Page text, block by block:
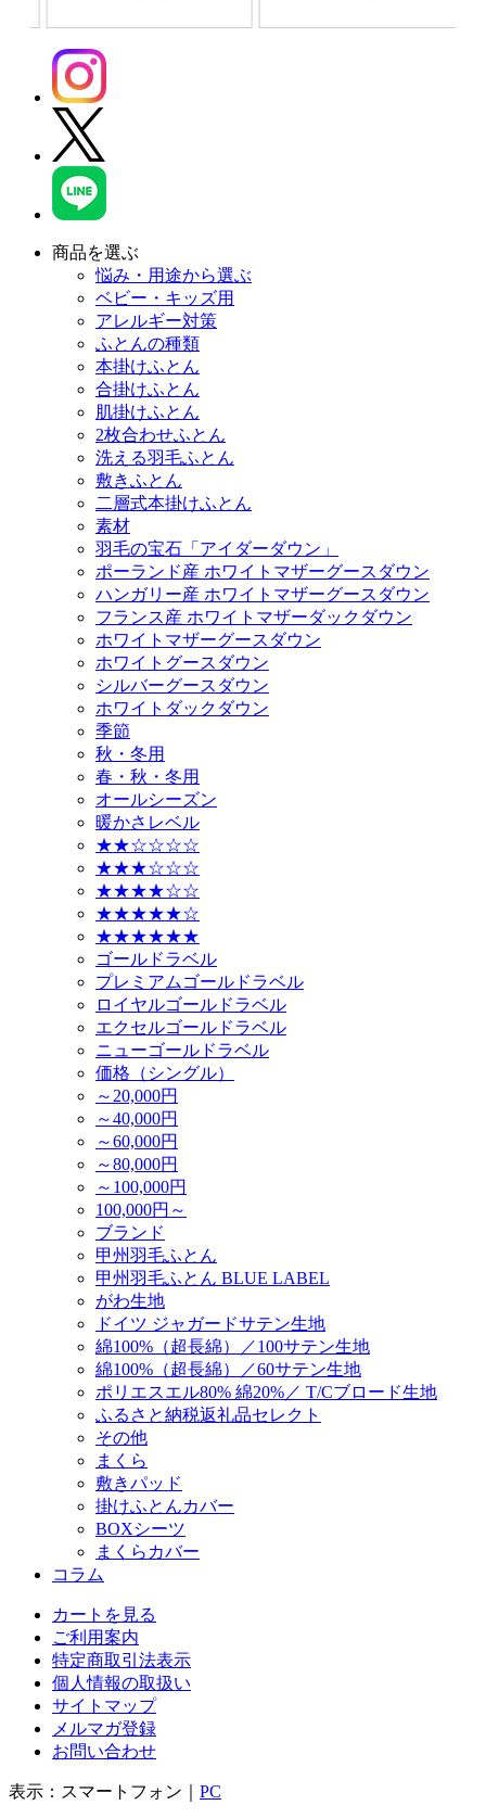
商品を選ぶ
悩み・用途から選ぶ
ベビー・キッズ用
アレルギー対策
ふとんの種類
本掛けふとん
合掛けふとん
肌掛けふとん
2枚合わせふとん
洗える羽毛ふとん
敷きふとん
二層式本掛けふとん
素材
羽毛の宝石「アイダーダウン」
ポーランド産 ホワイトマザーグースダウン
ハンガリー産 ホワイトマザーグースダウン
フランス産 ホワイトマザーダックダウン
ホワイトマザーグースダウン
ホワイトグースダウン
シルバーグースダウン
ホワイトダックダウン
季節
秋・冬用
春・秋・冬用
オールシーズン
暖かさレベル
★★☆☆☆☆
★★★☆☆☆
★★★★☆☆
★★★★★☆
★★★★★★
ゴールドラベル
プレミアムゴールドラベル
ロイヤルゴールドラベル
エクセルゴールドラベル
ニューゴールドラベル
価格（シングル）
～20,000円
～40,000円
～60,000円
～80,000円
～100,000円
100,000円～
ブランド
甲州羽毛ふとん
甲州羽毛ふとん BLUE LABEL
がわ生地
ドイツ ジャガードサテン生地
綿100%（超長綿）／100サテン生地
綿100%（超長綿）／60サテン生地
ポリエスエル80% 綿20%／ T/Cブロード生地
ふるさと納税返礼品セレクト
その他
まくら
敷きパッド
掛けふとんカバー
BOXシーツ
まくらカバー
コラム
カートを見る
ご利用案内
特定商取引法表示
個人情報の取扱い
サイトマップ
メルマガ登録
お問い合わせ
表示：スマートフォン｜ PC